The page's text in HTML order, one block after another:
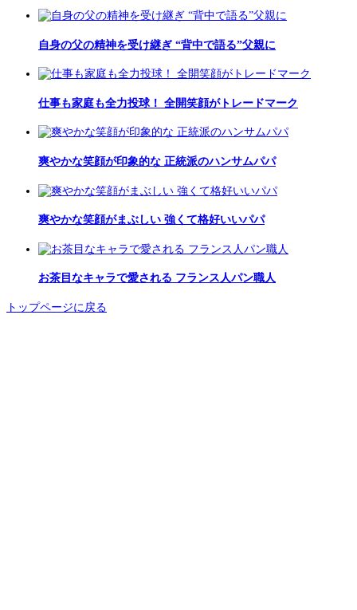
自身の父の精神を受け継ぎ “背中で語る”父親に
仕事も家庭も全力投球！ 全開笑顔がトレードマーク
爽やかな笑顔が印象的な 正統派のハンサムパパ
爽やかな笑顔がまぶしい 強くて格好いいパパ
お茶目なキャラで愛される フランス人パン職人
トップページに戻る